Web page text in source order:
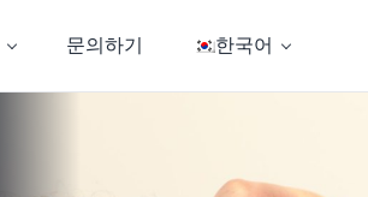
문의하기 한국어